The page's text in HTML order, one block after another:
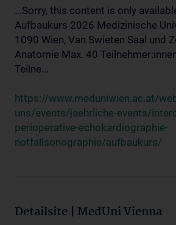
...Sorry, this content is only
Aufbaukurs 2026 Medizinische
1090 Wien, Van Swieten Saal und
Anatomie Max. 40
Teilne...
https://www.meduniwien.ac.at/
uns/events/jaehrliche-events/
perioperative-echokardiographie-
notfallsonographie/aufbaukurs/
Detailsite | MedUni Vienna